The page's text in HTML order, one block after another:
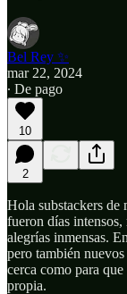
Bel Rey ✨
mar 22, 2024
∙ De pago
10
2
Hola substackers de
fueron días
alegrías inmensas.
pero también
cerca como para
propia.